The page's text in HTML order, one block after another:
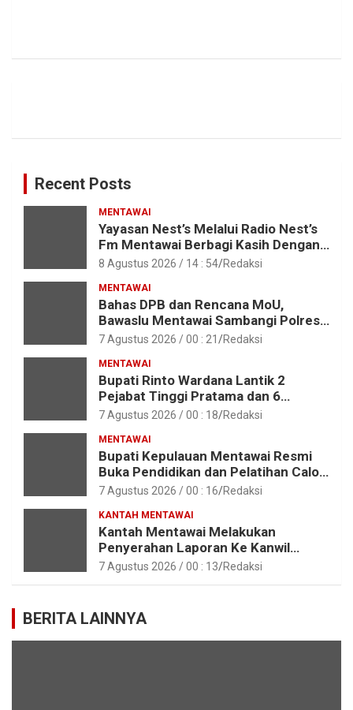
Recent Posts
MENTAWAI
Yayasan Nest’s Melalui Radio Nest’s
Fm Mentawai Berbagi Kasih Dengan
Anak – Anak Asrama SMAN 2 Sipora
8 Agustus 2026 / 14 : 54 Redaksi
MENTAWAI
Bahas DPB dan Rencana MoU,
Bawaslu Mentawai Sambangi Polres
Mentawai
7 Agustus 2026 / 00 : 21 Redaksi
MENTAWAI
Bupati Rinto Wardana Lantik 2
Pejabat Tinggi Pratama dan 6
Pejabat Fungsional di Lingkungan
7 Agustus 2026 / 00 : 18 Redaksi
MENTAWAI
Bupati Kepulauan Mentawai Resmi
Buka Pendidikan dan Pelatihan Calon
Paskibraka Tahun 2026
7 Agustus 2026 / 00 : 16 Redaksi
KANTAH MENTAWAI
Kantah Mentawai Melakukan
Penyerahan Laporan Ke Kanwil
Kemen ATR/BPN RI Sumbar
7 Agustus 2026 / 00 : 13 Redaksi
BERITA LAINNYA